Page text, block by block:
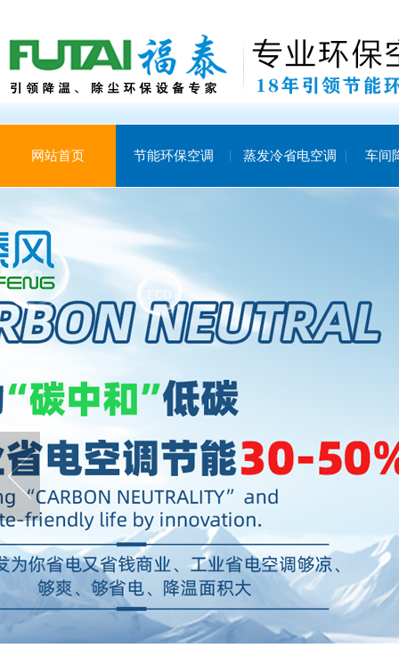
网站首页 节能环保空调 蒸发冷省电空调 车间